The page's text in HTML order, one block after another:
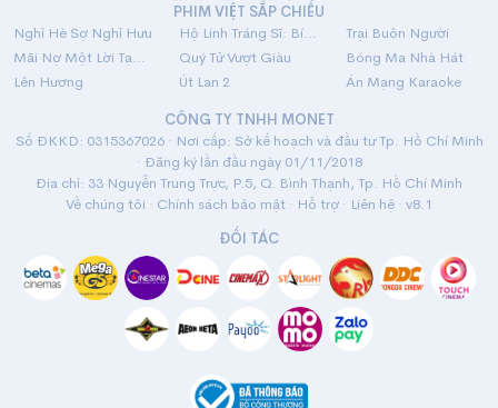
PHIM VIỆT SẮP CHIẾU
Nghỉ Hè Sợ Nghỉ Hưu
Hộ Linh Tráng Sĩ: Bí Ẩn Mộ Vua Đinh
Trại Buôn Người
Mãi Nợ Một Lời Tạm Biệt
Quý Tử Vượt Giàu
Bóng Ma Nhà Hát
Lên Hương
Út Lan 2
Án Mạng Karaoke
CÔNG TY TNHH MONET
Số ĐKKD: 0315367026 · Nơi cấp: Sở kế hoạch và đầu tư Tp. Hồ Chí Minh
· Đăng ký lần đầu ngày 01/11/2018
Địa chỉ: 33 Nguyễn Trung Trực, P.5, Q. Bình Thạnh, Tp. Hồ Chí Minh
Về chúng tôi · Chính sách bảo mật · Hỗ trợ · Liên hệ · v8.1
ĐỐI TÁC